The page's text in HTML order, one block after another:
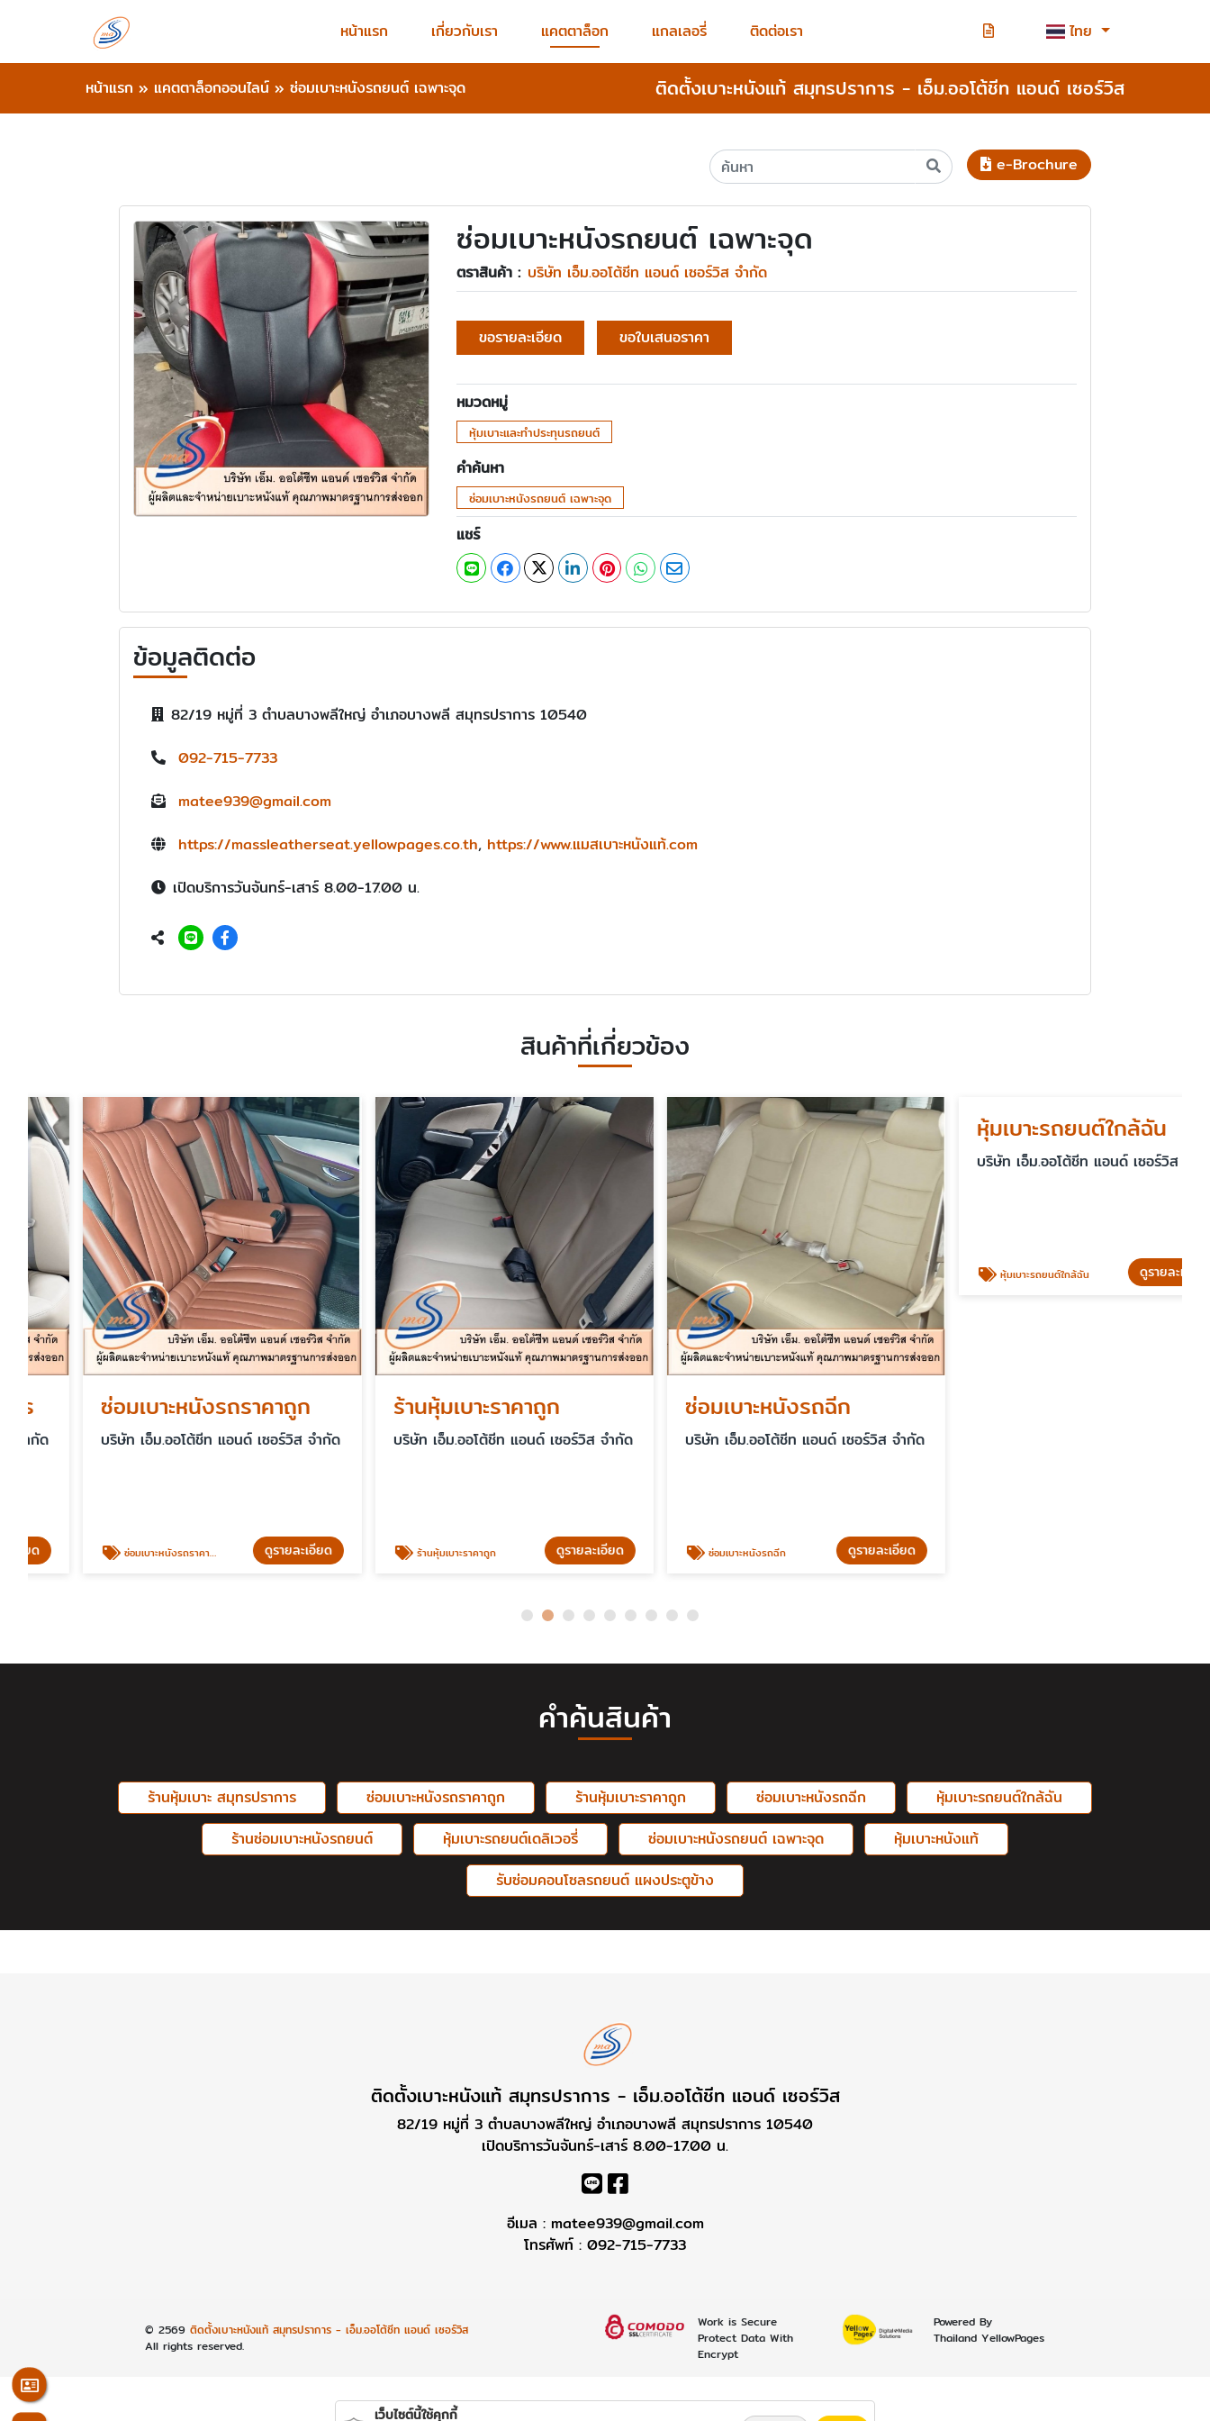
หน้าแรก เกี่ยวกับเรา แคตตาล็อก แกลเลอรี่ ติดต่อเรา ไทย
หน้าแรก » แคตตาล็อกออนไลน์ » ซ่อมเบาะหนังรถยนต์ เฉพาะจุด ติดตั้งเบาะหนังแท้ สมุทรปราการ - เอ็ม.ออโต้ชีท แอนด์ เซอร์วิส
e-Brochure
ซ่อมเบาะหนังรถยนต์ เฉพาะจุด
ตราสินค้า : บริษัท เอ็ม.ออโต้ชีท แอนด์ เซอร์วิส จำกัด
ขอรายละเอียด ขอใบเสนอราคา
หมวดหมู่
หุ้มเบาะและทำประทุนรถยนต์
คำค้นหา
ซ่อมเบาะหนังรถยนต์ เฉพาะจุด
แชร์
ข้อมูลติดต่อ
82/19 หมู่ที่ 3 ตำบลบางพลีใหญ่ อำเภอบางพลี สมุทรปราการ 10540
092-715-7733
matee939@gmail.com
https://massleatherseat.yellowpages.co.th, https://www.แมสเบาะหนังแท้.com
เปิดบริการวันจันทร์-เสาร์ 8.00-17.00 น.
สินค้าที่เกี่ยวข้อง
ซ่อมเบาะหนังรถราคาถูก
บริษัท เอ็ม.ออโต้ชีท แอนด์ เซอร์วิส จำกัด
ซ่อมเบาะหนังรถราคาถูก ดูรายละเอียด
ร้านหุ้มเบาะราคาถูก
บริษัท เอ็ม.ออโต้ชีท แอนด์ เซอร์วิส จำกัด
ร้านหุ้มเบาะราคาถูก ดูรายละเอียด
ซ่อมเบาะหนังรถฉีก
บริษัท เอ็ม.ออโต้ชีท แอนด์ เซอร์วิส จำกัด
ซ่อมเบาะหนังรถฉีก ดูรายละเอียด
หุ้มเบาะรถยนต์ใกล้ฉัน
บริษัท เอ็ม.ออโต้ชีท แอนด์ เซอร์วิส จำกัด
หุ้มเบาะรถยนต์ใกล้ฉัน ดูรายละเอียด
คำค้นสินค้า
ร้านหุ้มเบาะ สมุทรปราการ ซ่อมเบาะหนังรถราคาถูก ร้านหุ้มเบาะราคาถูก ซ่อมเบาะหนังรถฉีก
หุ้มเบาะรถยนต์ใกล้ฉัน
ร้านซ่อมเบาะหนังรถยนต์
หุ้มเบาะรถยนต์เดลิเวอรี่ ซ่อมเบาะหนังรถยนต์ เฉพาะจุด
หุ้มเบาะหนังแท้
รับซ่อมคอนโซลรถยนต์ แผงประตูข้าง
ติดตั้งเบาะหนังแท้ สมุทรปราการ - เอ็ม.ออโต้ชีท แอนด์ เซอร์วิส
82/19 หมู่ที่ 3 ตำบลบางพลีใหญ่ อำเภอบางพลี สมุทรปราการ 10540
เปิดบริการวันจันทร์-เสาร์ 8.00-17.00 น.
อีเมล : matee939@gmail.com
โทรศัพท์ : 092-715-7733
© 2569ติดตั้งเบาะหนังแท้ สมุทรปราการ - เอ็ม.ออโต้ชีท แอนด์ เซอร์วิส
All rights reserved.
Work is Secure
Protect Data With
Encrypt
Powered By
Thailand YellowPages
เว็บไซต์นี้ใช้คุกกี้